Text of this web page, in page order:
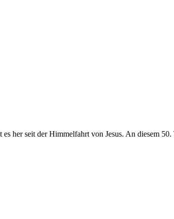
her seit der Himmelfahrt von Jesus. An diesem